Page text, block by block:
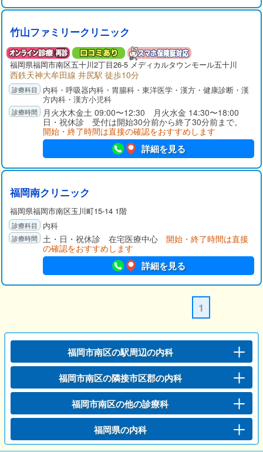
竹山ファミリークリニック
福岡県福岡市南区五十川2丁目26-5 メディカルタウンモール五十川
西鉄天神大牟田線 井尻駅 徒歩10分
内科・呼吸器内科・胃腸科・東洋医学・漢方・健康診断・漢
方内科・漢方小児科
月火水木金土 09:00〜12:30 月火水金 14:30〜18:00
日・祝休診 受付は開始30分前から終了30分前まで。
開始・終了時間は直接の確認をおすすめします
詳細を見る
福岡南クリニック
福岡県福岡市南区玉川町15-14 1階
内科
土・日・祝休診 在宅医療中心 開始・終了時間は直接
の確認をおすすめします
詳細を見る
1
福岡市南区の駅周辺の内科
福岡市南区の隣接市区郡の内科
福岡市南区の他の診療科
福岡県の内科